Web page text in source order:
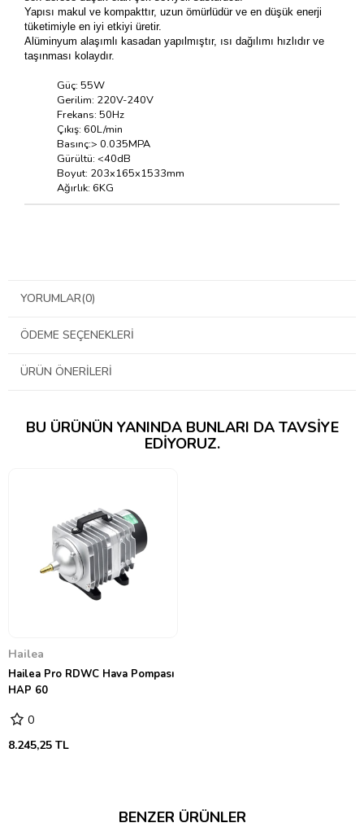
Yapısı makul ve kompakttır, uzun ömürlüdür ve en düşük enerji
tüketimiyle en iyi etkiyi üretir.
Alüminyum alaşımlı kasadan yapılmıştır, ısı dağılımı hızlıdır ve
taşınması kolaydır.
Güç: 55W
Gerilim: 220V-240V
Frekans: 50Hz
Çıkış: 60L/min
Basınç:> 0.035MPA
Gürültü: <40dB
Boyut: 203x165x1533mm
Ağırlık: 6KG
YORUMLAR(0)
ÖDEME SEÇENEKLERI
ÜRÜN ÖNERILERI
BU ÜRÜNÜN YANINDA BUNLARI DA TAVSIYE
EDIYORUZ.
Hailea
Hailea Pro RDWC Hava Pompası
HAP 60
0
8.245,25 TL
BENZER ÜRÜNLER